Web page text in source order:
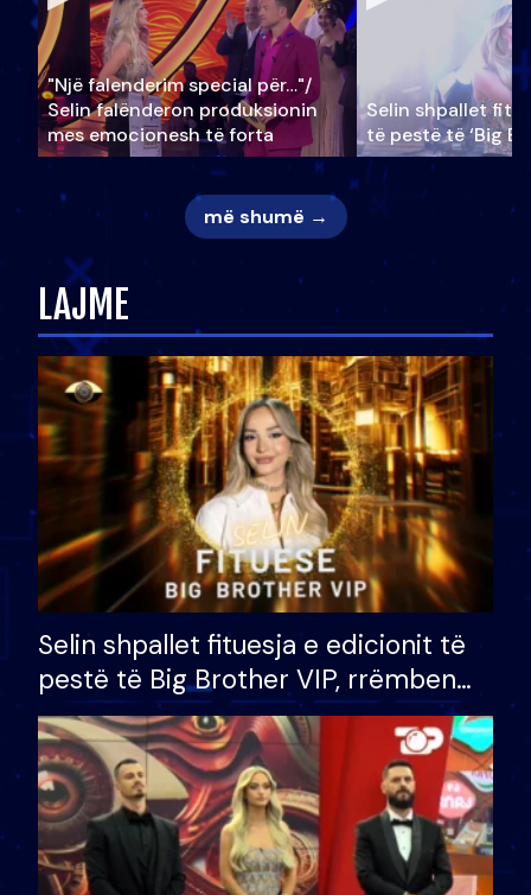
"Një falenderim special për…"/
Selin falënderon produksionin
mes emocionesh të forta
Selin shpallet
të pestë të ‘Big
më shumë →
LAJME
Selin shpallet fituesja e edicionit të
pestë të Big Brother VIP, rrëmben
çmimin e madh prej 100 mijë eurosh